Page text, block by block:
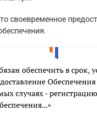
своевременное
обеспечить в срок,
случаях -